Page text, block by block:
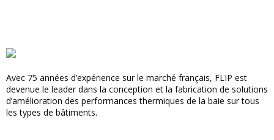
Avec 75 années d’expérience sur le marché français, FLIP est
devenue le leader dans la conception et la fabrication de solutions
d’amélioration des performances thermiques de la baie sur tous
les types de bâtiments.